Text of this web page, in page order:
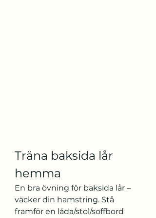
Träna baksida lår
hemma
En bra övning för baksida lår –
väcker din hamstring. Stå
framför en låda/stol/soffbord